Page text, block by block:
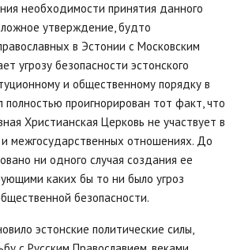
необходимости принятия данного
утверждение, будто
в Эстонии с Московским
угрозу безопасности эстонского
и общественному порядку в
полностью проигнорирован тот факт, что
Христианская Церковь не участвует в
межгосударственных отношениях. До
ни одного случая создания ее
каких бы то ни было угроз
безопасности.
эстонские политические силы,